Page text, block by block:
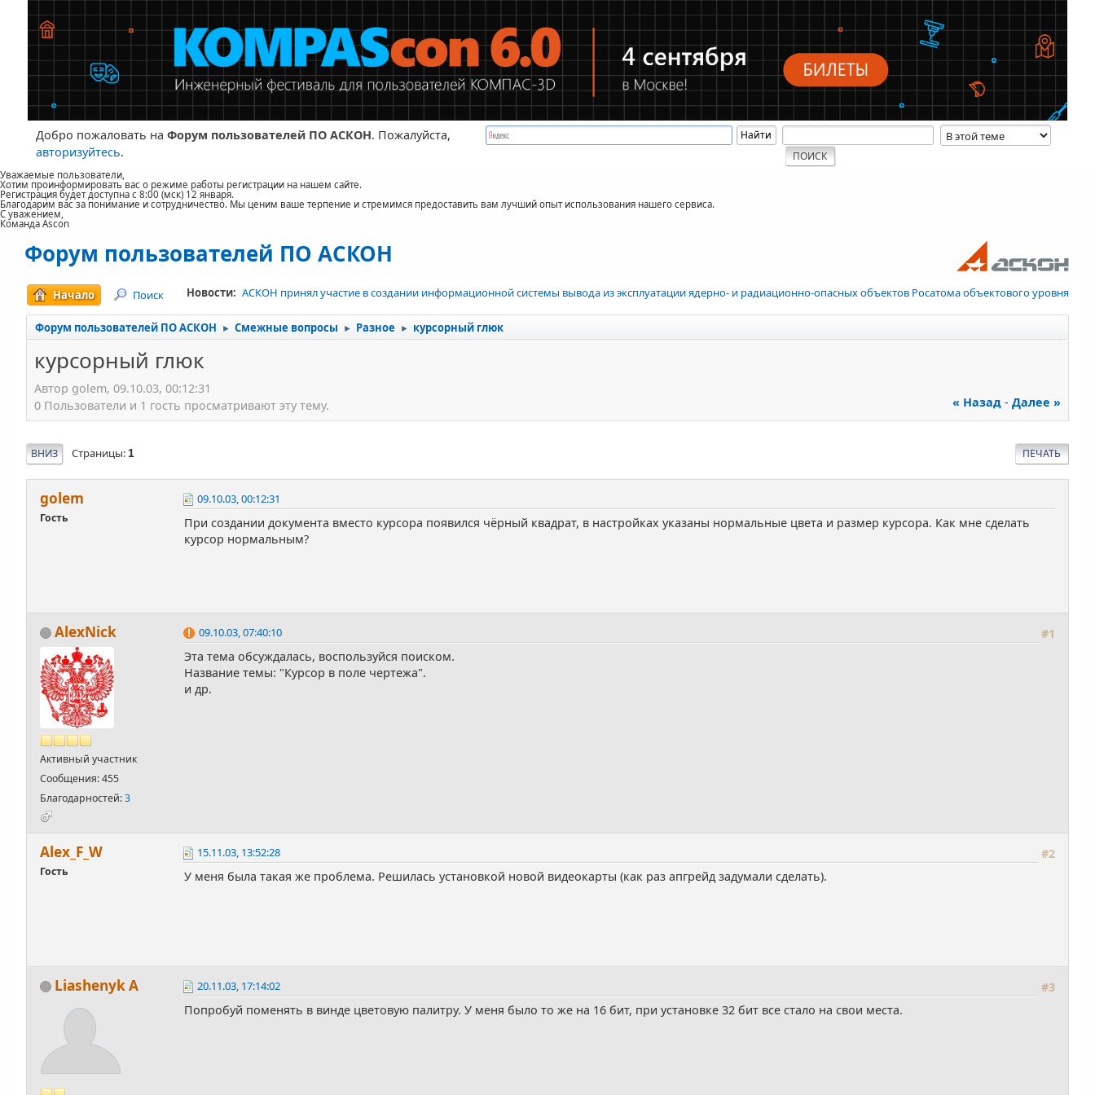
Добро пожаловать на Форум пользователей ПО АСКОН. Пожалуйста,
авторизуйтесь.
Уважаемые пользователи,
Хотим проинформировать вас о режиме работы регистрации на нашем сайте.
Регистрация будет доступна с 8:00 (мск) 12 января.
Благодарим вас за понимание и сотрудничество. Мы ценим ваше терпение и стремимся предоставить вам лучший опыт использования нашего сервиса.
С уважением,
Команда Ascon
Форум пользователей ПО АСКОН
Новости: АСКОН принял участие в создании информационной системы вывода из эксплуатации ядерно- и радиационно-опасных объектов Росатома объектового уровня
Начало Поиск
Форум пользователей ПО АСКОН ► Смежные вопросы ► Разное ► курсорный глюк
курсорный глюк
Автор golem, 09.10.03, 00:12:31
« Назад- Далее »
0 Пользователи и 1 гость просматривают эту тему.
ПЕЧАТЬ
ВНИЗ Страницы 1
golem
Гость
09.10.03, 00:12:31
При создании документа вместо курсора появился чёрный квадрат, в настройках указаны нормальные цвета и размер курсора. Как мне сделать
курсор нормальным?
AlexNick
Активный участник
Сообщения: 455
Благодарностей:3
#1
09.10.03, 07:40:10
Эта тема обсуждалась, воспользуйся поиском.
Название темы: "Курсор в поле чертежа".
и др.
Alex_F_W
Гость
#2
15.11.03, 13:52:28
У меня была такая же проблема. Решилась установкой новой видеокарты (как раз апгрейд задумали сделать).
Liashenyk A #3
20.11.03, 17:14:02
Попробуй поменять в винде цветовую палитру. У меня было то же на 16 бит, при установке 32 бит все стало на свои места.